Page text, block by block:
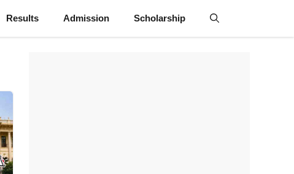
Results Admission Scholarship